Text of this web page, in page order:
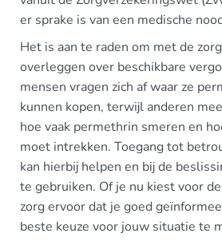
er sprake is van een medische
Het is aan te raden om met de
overleggen over beschikbare
mensen vragen zich af waar ze
kunnen kopen, terwijl anderen
hoe vaak permethrin smeren en
moet intrekken. Toegang tot
kan hierbij helpen en bij de
te gebruiken. Of je nu kiest voor
zorg ervoor dat je goed
beste keuze voor jouw situatie te